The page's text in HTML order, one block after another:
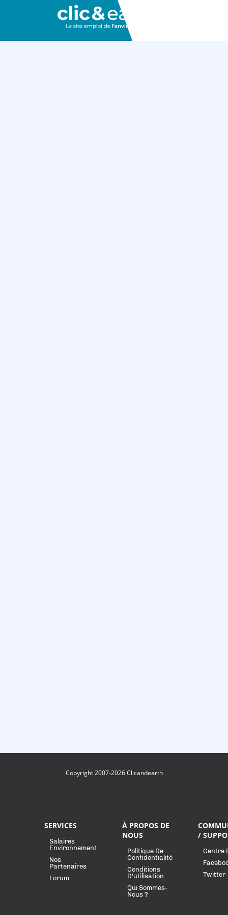
Copyright 2007-2026 Clicandearth
SERVICES
Salaires
Environnement
Nos
Partenaires
Forum
À PROPOS DE
NOUS
Politique De
Confidentialité
Conditions
D'utilisation
Qui Sommes-
Nous ?
/
Centre
Twitter